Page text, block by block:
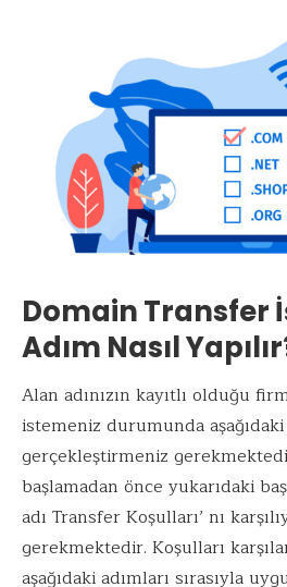
Domain Transfer
Adım Nasıl
Alan adınızın kayıtlı olduğu
istemeniz durumunda aşağıdaki
gerçekleştirmeniz
başlamadan önce yukarıdaki
adı Transfer Koşulları’ nı
gerekmektedir. Koşulları
aşağıdaki adımları sırasıyla